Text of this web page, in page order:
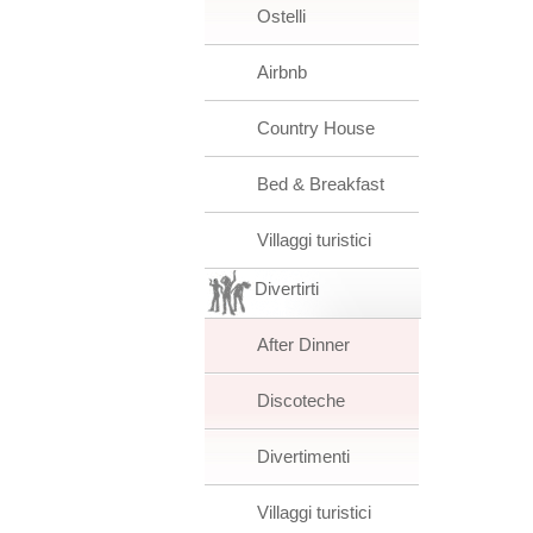
Ostelli
Airbnb
Country House
Bed & Breakfast
Villaggi turistici
Divertirti
After Dinner
Discoteche
Divertimenti
Villaggi turistici